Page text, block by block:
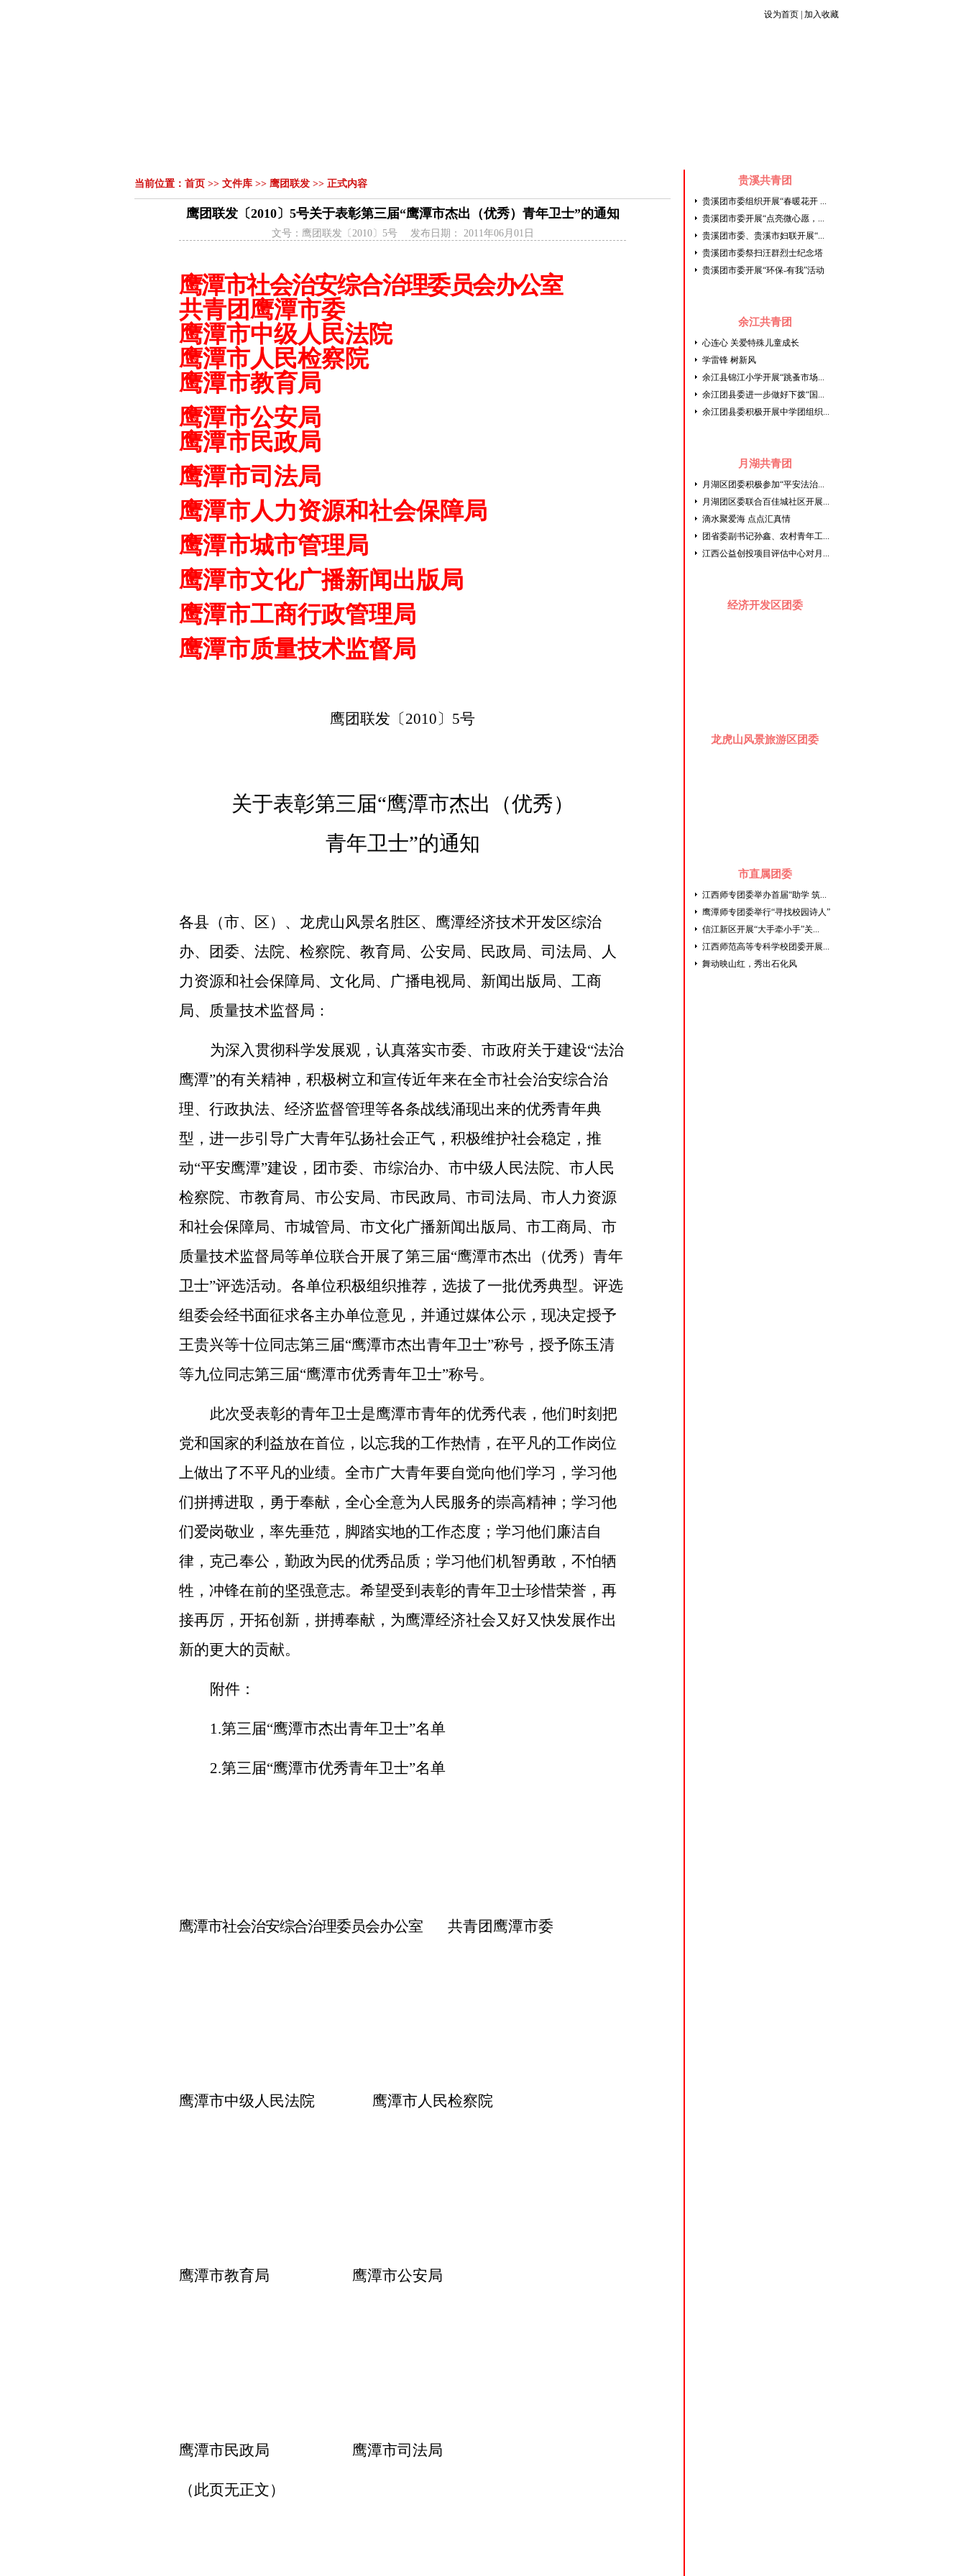
设为首页 加入收藏
当前位置： 首页 >> 文件库 >> 鹰团联发 >> 正式内容
鹰团联发〔2010〕5号关于表彰第三届“鹰潭市杰出（优秀）青年卫士”的通知
文号：鹰团联发〔2010〕5号 发布日期： 2011年06月01日
鹰潭市社会治安综合治理委员会办公室
共青团鹰潭市委
鹰潭市中级人民法院
鹰潭市人民检察院
鹰潭市教育局
鹰潭市公安局
鹰潭市民政局
鹰潭市司法局
鹰潭市人力资源和社会保障局
鹰潭市城市管理局
鹰潭市文化广播新闻出版局
鹰潭市工商行政管理局
鹰潭市质量技术监督局
鹰团联发〔2010〕 5号
关于表彰第三届“鹰潭市杰出（优秀）
青年卫士”的通知
各县（市、区）、龙虎山风景名胜区、鹰潭经济技术开发区综治
办、团委、法院、检察院、教育局、公安局、民政局、司法局、人
力资源和社会保障局、文化局、广播电视局、新闻出版局、工商
局、质量技术监督局 ：
为深入贯彻科学发展观，认真落实市委、市政府关于建设“法治
鹰潭”的有关精神，积极树立和宣传近年来在全市社会治安综合治
理、行政执法、经济监督管理等各条战线涌现出来的优秀青年典
型，进一步引导广大青年弘扬社会正气，积极维护社会稳定，推
动“平安鹰潭”建设，团市委、市综治办、市中级人民法院、市人民
检察院、 市教育局、 市公安局、 市民政局、 市司法局、 市人力资源
和社会保障局、市城管局、市文化广播新闻出版局、市工商局、市
质量技术监督局等单位联合开展了第三届“鹰潭市杰出（优秀）青年
卫士”评选活动。各单位积极组织推荐，选拔了一批优秀典型。评选
组委会经书面征求各主办单位意见，并通过媒体公示，现决定授予
王贵兴等十位同志第三届“鹰潭市杰出青年卫士”称号，授予陈玉清
等九位同志第三届“鹰潭市优秀青年卫士”称号。
此次受表彰的青年卫士是鹰潭市青年的优秀代表，他们时刻把
党和国家的利益放在首位，以忘我的工作热情，在平凡的工作岗位
上做出了不平凡的业绩。全市广大青年要自觉向他们学习，学习他
们拼搏进取，勇于奉献，全心全意为人民服务的崇高精神；学习他
们爱岗敬业，率先垂范，脚踏实地的工作态度；学习他们廉洁自
律，克己奉公，勤政为民的优秀品质；学习他们机智勇敢，不怕牺
牲，冲锋在前的坚强意志。希望受到表彰的青年卫士珍惜荣誉，再
接再厉，开拓创新，拼搏奉献，为鹰潭经济社会又好又快发展作出
新的更大的贡献。
附件：
1.第三届“鹰潭市杰出青年卫士”名单
2.第三届“鹰潭市优秀青年卫士”名单
鹰潭市社会治安综合治理委员会办公室 共青团鹰潭市委
鹰潭市中级人民法院 鹰潭市人民检察院
鹰潭市教育局 鹰潭市公安局
鹰潭市民政局 鹰潭市司法局
（此页无正文）
贵溪共青团
贵溪团市委组织开展“春暖花开 ...
贵溪团市委开展“点亮微心愿，...
贵溪团市委、贵溪市妇联开展“...
贵溪团市委祭扫汪群烈士纪念塔
贵溪团市委开展“环保-有我”活动
余江共青团
心连心 关爱特殊儿童成长
学雷锋 树新风
余江县锦江小学开展“跳蚤市场...
余江团县委进一步做好下拨“国...
余江团县委积极开展中学团组织...
月湖共青团
月湖区团委积极参加“平安法治...
月湖团区委联合百佳城社区开展...
滴水聚爱海 点点汇真情
团省委副书记孙鑫、农村青年工...
江西公益创投项目评估中心对月...
经济开发区团委
龙虎山风景旅游区团委
市直属团委
江西师专团委举办首届“助学 筑...
鹰潭师专团委举行“寻找校园诗人”
信江新区开展“大手牵小手”关...
江西师范高等专科学校团委开展...
舞动映山红，秀出石化风